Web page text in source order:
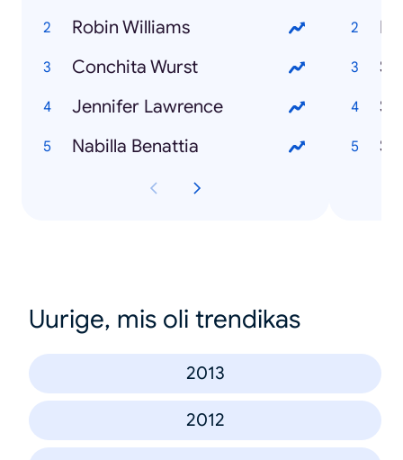
Robin Williams
Conchita Wurst
Jennifer Lawrence
Nabilla Benattia
Uurige, mis oli trendikas
2013
2012